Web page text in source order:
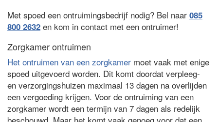
Met spoed een ontruimingsbedrijf nodig? Bel naar 085
800 2632 en kom in contact met een ontruimer!
Zorgkamer ontruimen
Het ontruimen van een zorgkamer moet vaak met enige
spoed uitgevoerd worden. Dit komt doordat verpleeg-
en verzorgingshuizen maximaal 13 dagen na overlijden
een vergoeding krijgen. Voor de ontruiming van een
zorgkamer wordt een termijn van 7 dagen als redelijk